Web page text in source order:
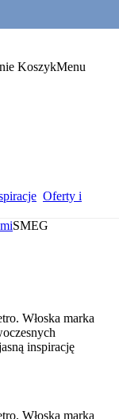
KoszykMenu
Oferty i
SMEG
Włoska marka
inspirację
Włoska marka